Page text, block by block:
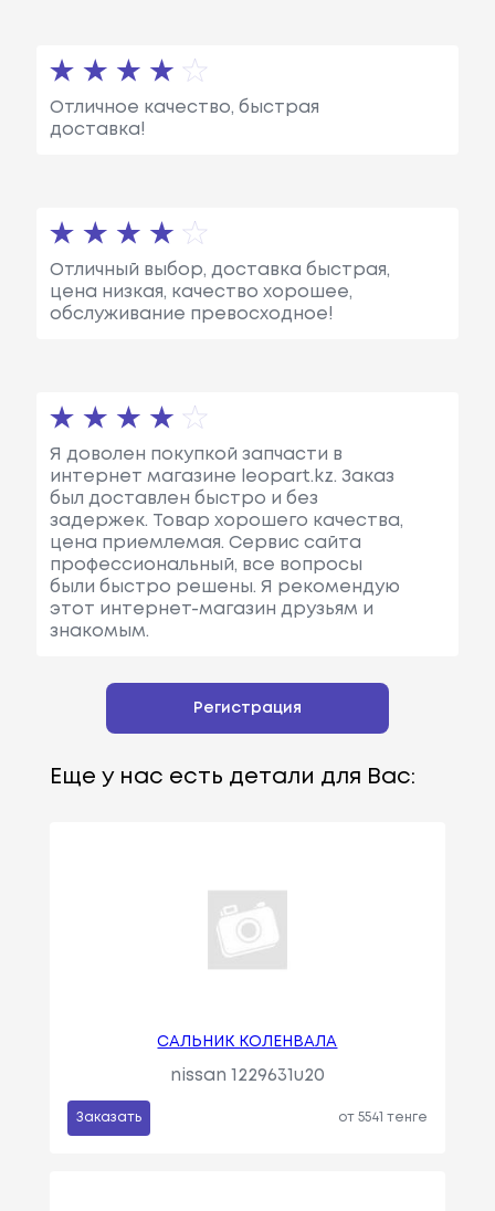
Отличное качество, быстрая
доставка!
Отличный выбор, доставка быстрая,
цена низкая, качество хорошее,
обслуживание превосходное!
Я доволен покупкой запчасти в
интернет магазине leopart.kz. Заказ
был доставлен быстро и без
задержек. Товар хорошего качества,
цена приемлемая. Сервис сайта
профессиональный, все вопросы
были быстро решены. Я рекомендую
этот интернет-магазин друзьям и
знакомым.
Регистрация
Еще у нас есть детали для Вас:
САЛЬНИК КОЛЕНВАЛА
nissan 1229631u20
Заказать от 5541 тенге